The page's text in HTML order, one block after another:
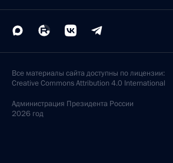
Все материалы сайта доступны по лицензии:
Creative Commons Attribution 4.0 International
Администрация Президента России
2026 год